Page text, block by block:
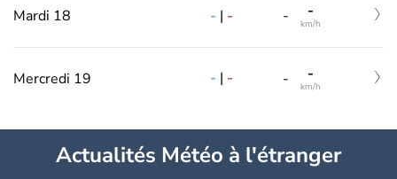
Mardi 18 - | - - -
km/h
Mercredi 19 - | - - -
km/h
Actualités Météo à l'étranger